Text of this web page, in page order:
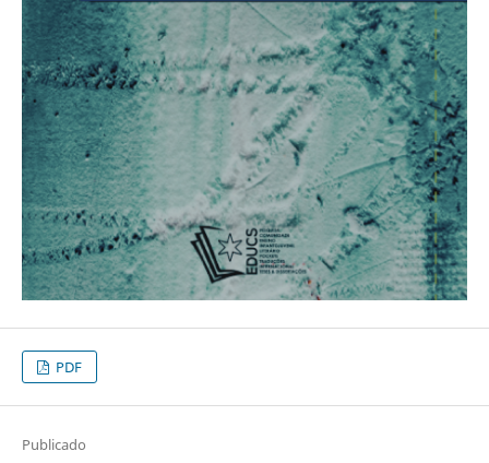
PDF
Publicado